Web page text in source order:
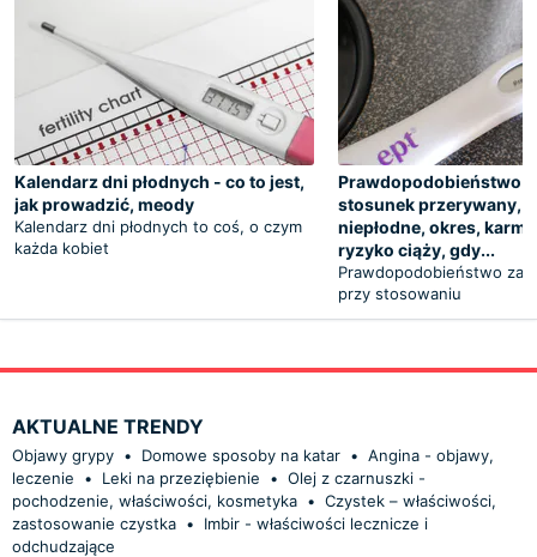
Kalendarz dni płodnych - co to jest,
jak prowadzić, meody
Kalendarz dni płodnych to coś, o czym
każda kobiet
Prawdopodobieństwo
stosunek przerywany,
niepłodne, okres,
ryzyko ciąży, gdy...
Prawdopodobieństwo
przy stosowaniu
AKTUALNE TRENDY
Objawy grypy • Domowe sposoby na katar • Angina - objawy,
leczenie
• Leki na przeziębienie • Olej z czarnuszki -
pochodzenie, właściwości, kosmetyka • Czystek – właściwości,
zastosowanie czystka •
Imbir - właściwości lecznicze i
odchudzające